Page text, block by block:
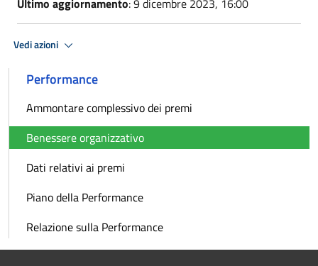
Ultimo aggiornamento: 9 dicembre 2023, 16:00
Vedi azioni
Performance
Ammontare complessivo dei premi
Benessere organizzativo
Dati relativi ai premi
Piano della Performance
Relazione sulla Performance